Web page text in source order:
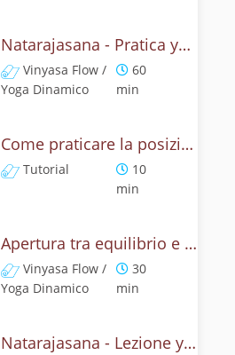
Natarajasana - Pratica yoga con la tecnica della posizione di Shiva danzante
Vinyasa Flow /
Yoga Dinamico
60
min
Come praticare la posizione Signore della danza? Tutorial di Natarajasana
Tutorial
10
min
Apertura tra equilibrio e cuore - Natrajasana
Vinyasa Flow /
Yoga Dinamico
30
min
Natarajasana - Lezione yoga con la mitologia della posizione di Shiva danzante